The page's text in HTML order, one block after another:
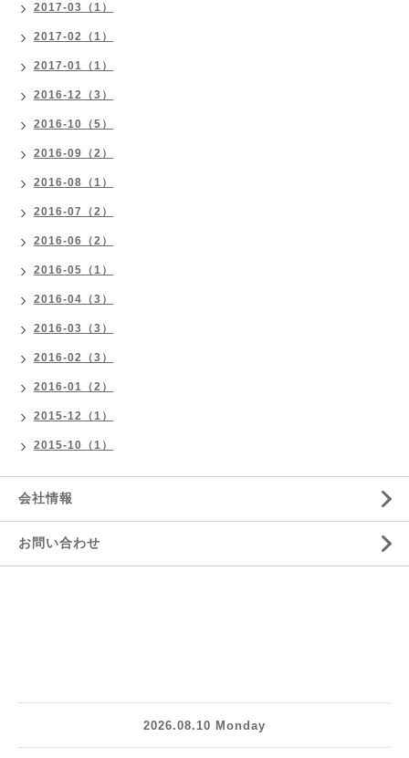
2017-03（1）
2017-02（1）
2017-01（1）
2016-12（3）
2016-10（5）
2016-09（2）
2016-08（1）
2016-07（2）
2016-06（2）
2016-05（1）
2016-04（3）
2016-03（3）
2016-02（3）
2016-01（2）
2015-12（1）
2015-10（1）
会社情報
お問い合わせ
2026.08.10 Monday